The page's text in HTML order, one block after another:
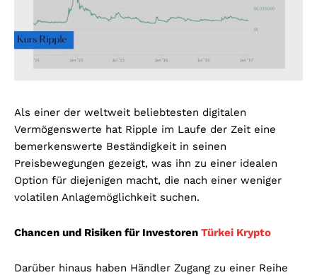
Als einer der weltweit beliebtesten digitalen
Vermögenswerte hat Ripple im Laufe der Zeit eine
bemerkenswerte Beständigkeit in seinen
Preisbewegungen gezeigt, was ihn zu einer idealen
Option für diejenigen macht, die nach einer weniger
volatilen Anlagemöglichkeit suchen.
Chancen und Risiken für Investoren Türkei Krypto
Darüber hinaus haben Händler Zugang zu einer Reihe